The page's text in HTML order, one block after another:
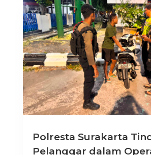
Polresta Surakarta
Pelanggar dalam